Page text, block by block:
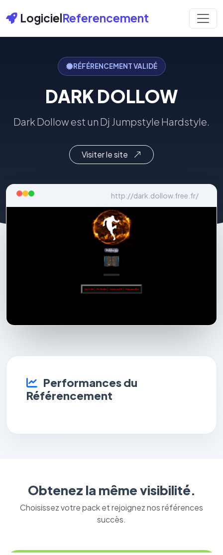
LogicielReferencement
RÉFÉRENCEMENT VALIDÉ
DARK DOLLOW
Dark Dollow est un Dj Jumpstyle Hardstyle.
Visiter le site
http://dark.dollow.free.fr/
Performances du
Référencement
Obtenez la même visibilité.
Choisissez votre pack et rejoignez nos références
succès.